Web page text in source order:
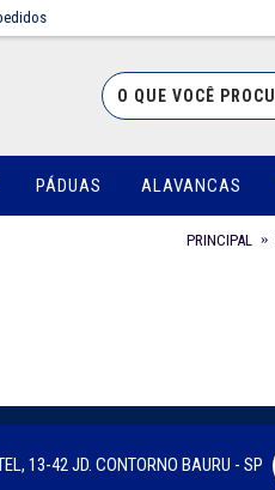
PÁDUAS ALAVANCAS
PRINCIPAL
13-42 JD. CONTORNO BAURU - SP